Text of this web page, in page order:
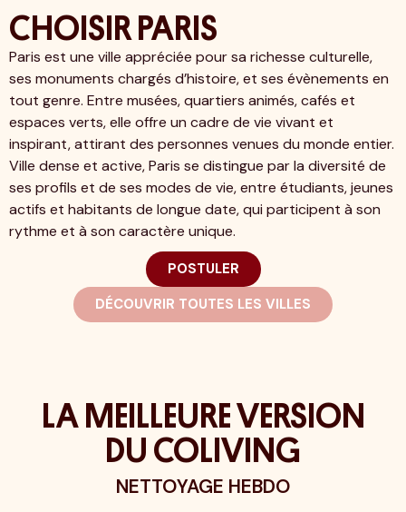
CHOISIR PARIS
Paris est une ville appréciée pour sa richesse culturelle,
ses monuments chargés d’histoire, et ses évènements en
tout genre. Entre musées, quartiers animés, cafés et
espaces verts, elle offre un cadre de vie vivant et
inspirant, attirant des personnes venues du monde entier.
Ville dense et active, Paris se distingue par la diversité de
ses profils et de ses modes de vie, entre étudiants, jeunes
actifs et habitants de longue date, qui participent à son
rythme et à son caractère unique.
POSTULER
DÉCOUVRIR TOUTES LES VILLES
LA MEILLEURE VERSION
DU COLIVING
INTÉGRER LA